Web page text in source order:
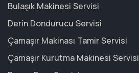
Bulaşık Makinesi Servisi
Derin Dondurucu Servisi
Çamaşır Makinası Tamir Servisi
Çamaşır Kurutma Makinesi Servisi